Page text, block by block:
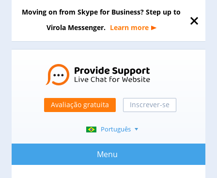
Moving on from Skype for Business? Step up to
Virola Messenger. Learn more
Avaliação gratuita Inscrever-se
Português
Menu